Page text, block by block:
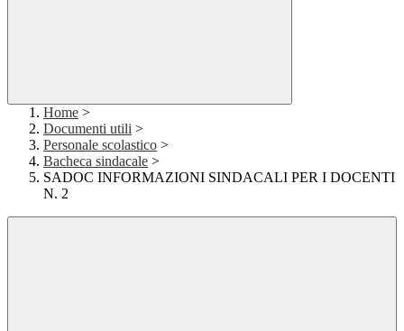
Home >
Documenti utili >
Personale scolastico >
Bacheca sindacale >
SADOC INFORMAZIONI SINDACALI PER I DOCENTI
N. 2